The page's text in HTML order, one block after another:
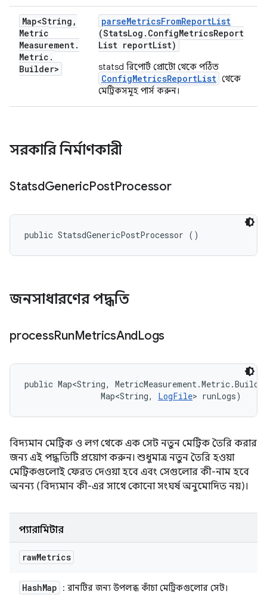
Map<String ,
Metric
Measurement.
Metric .
Builder>
parseMetricsFromReportList
(StatsLog . ConfigMetricsReport
List reportList)
statsd রিপোর্ট প্রোটো থেকে পঠিত
ConfigMetricsReportList থেকে
মেট্রিকসমূহ পার্স করুন।
সরকারি নির্মাণকারী
StatsdGenericPostProcessor
public StatsdGenericPostProcessor ()
জনসাধারণের পদ্ধতি
processRunMetricsAndLogs
public Map<String,
                Map<String,
LogFile> runLogs)
বিদ্যমান মেট্রিক ও লগ থেকে এক সেট নতুন মেট্রিক তৈরি করার
জন্য এই পদ্ধতিটি প্রয়োগ করুন। শুধুমাত্র নতুন তৈরি হওয়া
মেট্রিকগুলোই ফেরত দেওয়া হবে এবং সেগুলোর কী-নাম হবে
অনন্য (বিদ্যমান কী-এর সাথে কোনো সংঘর্ষ অনুমোদিত নয়)।
প্যারামিটার
rawMetrics
HashMap : রানটির জন্য উপলব্ধ কাঁচা মেট্রিকগুলোর সেট।